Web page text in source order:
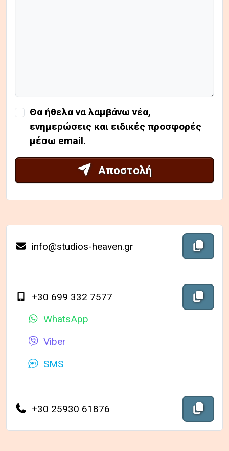
Θα ήθελα να λαμβάνω νέα,
ενημερώσεις και ειδικές προσφορές
μέσω email.
Αποστολή
info@studios-heaven.gr
+30 699 332 7577
WhatsApp
Viber
SMS
+30 25930 61876